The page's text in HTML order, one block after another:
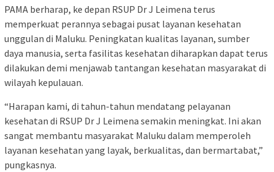
PAMA berharap, ke depan RSUP Dr J Leimena terus
memperkuat perannya sebagai pusat layanan kesehatan
unggulan di Maluku. Peningkatan kualitas layanan, sumber
daya manusia, serta fasilitas kesehatan diharapkan dapat terus
dilakukan demi menjawab tantangan kesehatan masyarakat di
wilayah kepulauan.
“Harapan kami, di tahun-tahun mendatang pelayanan
kesehatan di RSUP Dr J Leimena semakin meningkat. Ini akan
sangat membantu masyarakat Maluku dalam memperoleh
layanan kesehatan yang layak, berkualitas, dan bermartabat,”
pungkasnya.